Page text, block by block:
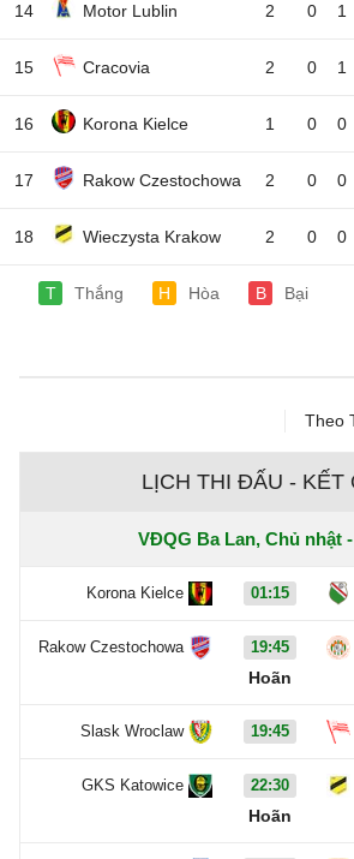
14 Motor Lublin 2 0 1
15 Cracovia 2 0 1
16 Korona Kielce 1 0 0
17 Rakow Czestochowa 2 0 0
18 Wieczysta Krakow 2 0 0
T Thắng H Hòa B Bại
Theo
LỊCH THI ĐẤU - KẾT
VĐQG Ba Lan, Chủ nhật -
Korona Kielce 01:15
Rakow Czestochowa 19:45
Hoãn
Slask Wroclaw 19:45
GKS Katowice 22:30
Hoãn